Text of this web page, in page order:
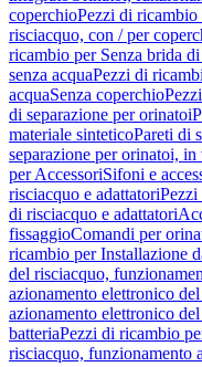
coperchioPezzi di
risciacquo, con / per
ricambio per Senza brida
senza acquaPezzi di
acquaSenza coperchio
di separazione per orinatoi
materiale sinteticoPareti di
separazione per orinatoi, in
per AccessoriSifoni e
risciacquo e adattatori
di risciacquo e adattatori
fissaggioComandi per
ricambio per Installazione
del risciacquo,
azionamento elettronico
azionamento elettronico
batteriaPezzi di ricambio
risciacquo, funzionamento